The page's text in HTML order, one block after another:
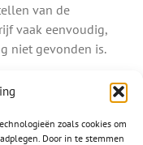
zoals cookies om
Door in te stemmen
van de
vaak eenvoudig,
niet gevonden is.
onder een misdrijf.
de eigenaar van